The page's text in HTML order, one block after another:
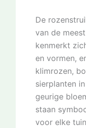
De
van de
kenmerkt
en vormen,
klimrozen,
sierplanten
geurige
staan
voor elke